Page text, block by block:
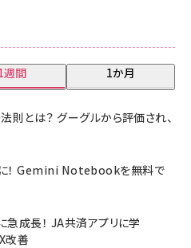
週間 1か月
則とは？ グーグルから評価され、
！ Gemini Notebookを無料で
急成長！ JA共済アプリに学
改善